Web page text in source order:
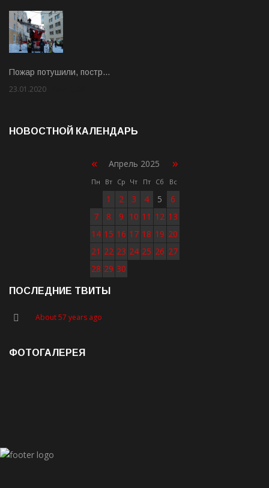
Пожар потушили, постр…
23.01.2020
НОВОСТНОЙ КАЛЕНДАРЬ
« Апрель 2025 »
Пн Вт Ср Чт Пт Сб Вс
1 2 3 4 5
6
7
8 9 10 11 12 13
14 15 16 17 18 19 20
21 22 23 24 25 26 27
28 29 30
ПОСЛЕДНИЕ ТВИТЫ
About 57 years ago
ФОТОГАЛЕРЕЯ